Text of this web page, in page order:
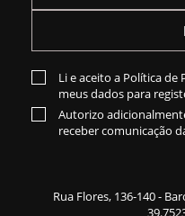
Li e aceito a Política de
meus dados para
Autorizo
receber comunicação
Rua Flores, 136-140-